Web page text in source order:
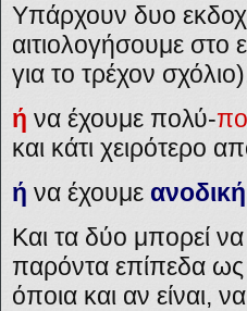
Υπάρχουν δυο
αιτιολογήσουμε
για το τρέχον
ή να έχουμε πολύ-
και κάτι χειρότερο
ή να έχουμε
Και τα δύο μπορεί
παρόντα επίπεδα
όποια και αν είναι,